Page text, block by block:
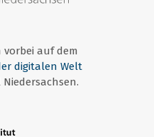
vorbei auf dem
digitalen Welt